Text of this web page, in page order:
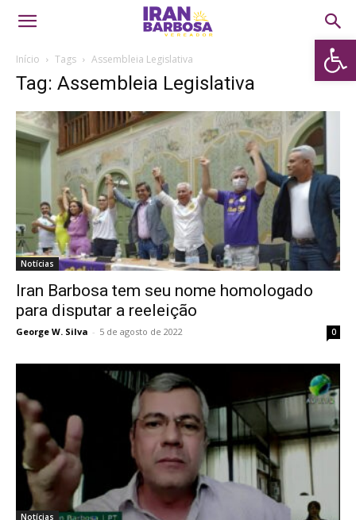
Abrir
Início Tags Assembleia Legislativa
Tag: Assembleia Legislativa
Notícias
Iran Barbosa tem seu nome homologado
para disputar a reeleição
George W. Silva - 5 de agosto de 2022 0
Notícias